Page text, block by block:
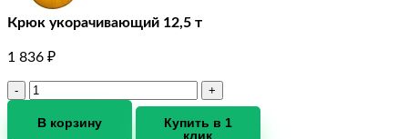
Крюк укорачивающий 12,5 т
1 836 ₽
Количество
Крюк
В корзину
Купить в 1
клик